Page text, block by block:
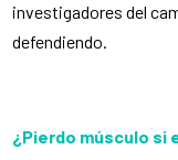
investigadores del
defendiendo.
¿Pierdo músculo si